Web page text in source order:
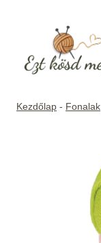
Kezdőlap - Fonalak